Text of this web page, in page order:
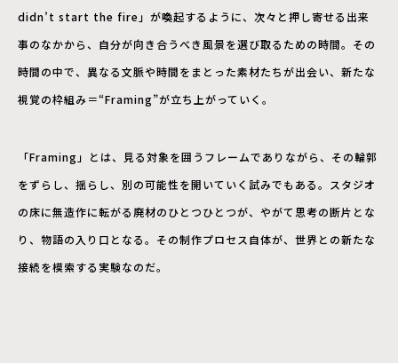
didn’t start the fire」が喚起するように、次々と押し寄せる出来
事のなかから、自分が向き合うべき風景を選び取るための時間。その
時間の中で、異なる文脈や時間をまとった素材たちが出会い、新たな
視覚の枠組み＝“Framing”が立ち上がっていく。
「Framing」とは、見る対象を囲うフレームでありながら、その輪郭
をずらし、揺らし、別の可能性を開いていく試みでもある。スタジオ
の床に無造作に転がる廃材のひとつひとつが、やがて思考の断片とな
り、物語の入り口となる。その制作プロセス自体が、世界との新たな
接続を模索する実験なのだ。